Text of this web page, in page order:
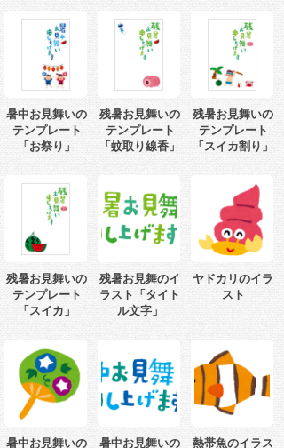
暑中お見舞いの
テンプレート
「お祭り」
残暑お見舞いの
テンプレート
「蚊取り線香」
残暑お見舞いの
テンプレート
「スイカ割り」
残暑お見舞いの
テンプレート
「スイカ」
残暑お見舞のイ
ラスト「タイト
ル文字」
ヤドカリのイラ
スト
暑中お見舞いの
暑中お見舞いの
熱帯魚のイラス